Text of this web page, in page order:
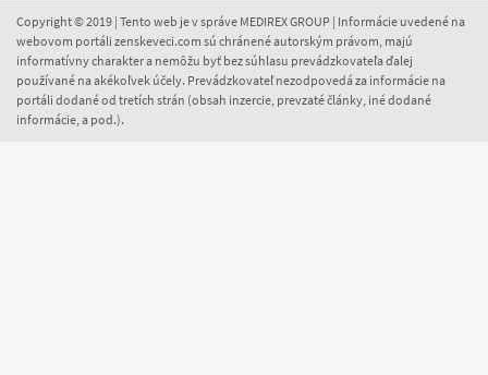
Copyright © 2019 | Tento web je v správe MEDIREX GROUP | Informácie uvedené na
webovom portáli zenskeveci.com sú chránené autorským právom, majú
informatívny charakter a nemôžu byť bez súhlasu prevádzkovateľa ďalej
používané na akékoľvek účely. Prevádzkovateľ nezodpovedá za informácie na
portáli dodané od tretích strán (obsah inzercie, prevzaté články, iné dodané
informácie, a pod.).